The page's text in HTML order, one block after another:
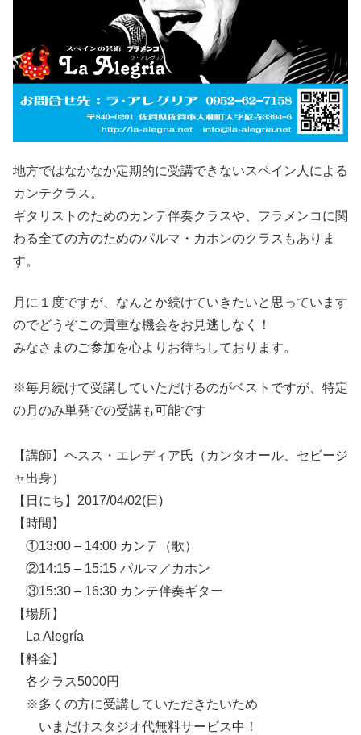
地方ではなかなか定期的に受講できないスペイン人による
カンテクラス。
ギタリストのためのカンテ伴奏クラスや、フラメンコに関
わる全ての方のためのパルマ・カホンのクラスもありま
す。
月に１度ですが、なんとか続けていきたいと思っています
のでどうぞこの貴重な機会をお見逃しなく！
みなさまのご参加を心よりお待ちしております。
※毎月続けて受講していただけるのがベストですが、特定
の月のみ単発での受講も可能です
【講師】ヘスス・エレディア氏（カンタオール、セビージ
ャ出身）
【日にち】2017/04/02(日)
【時間】
①13:00 – 14:00 カンテ（歌）
②14:15 – 15:15 パルマ／カホン
③15:30 – 16:30 カンテ伴奏ギター
【場所】
La Alegría
【料金】
各クラス5000円
※多くの方に受講していただきたいため
いまだけスタジオ代無料サービス中！